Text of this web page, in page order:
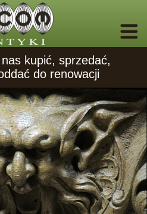
kupić, sprzedać,
do renowacji